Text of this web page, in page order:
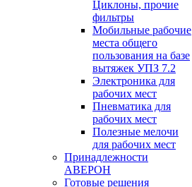
Циклоны, прочие
фильтры
Мобильные рабочие
места общего
пользования на базе
вытяжек УПЗ 7.2
Электроника для
рабочих мест
Пневматика для
рабочих мест
Полезные мелочи
для рабочих мест
Принадлежности
АВЕРОН
Готовые решения